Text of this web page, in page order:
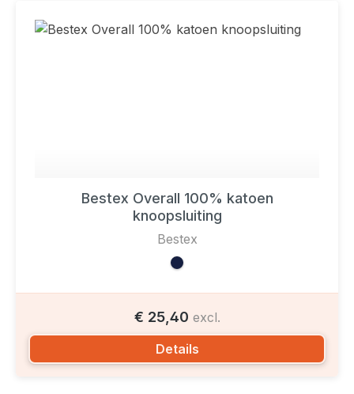
Bestex Overall 100% katoen
knoopsluiting
Bestex
€ 25,40 excl.
Details